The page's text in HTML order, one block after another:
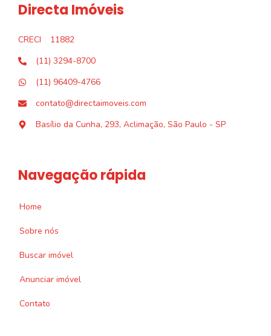
Directa Imóveis
CRECI
11882
(11) 3294-8700
(11) 96409-4766
contato@directaimoveis.com
Basílio da Cunha, 293, Aclimação, São Paulo - SP
Navegação rápida
Home
Sobre nós
Buscar imóvel
Anunciar imóvel
Contato